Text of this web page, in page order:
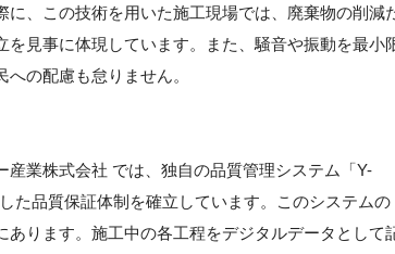
、この技術を用いた施工現場では、廃棄物の削減
見事に体現しています。また、騒音や振動を最小
の配慮も怠りません。
業株式会社 では、独自の品質管理システム「Y-
た品質保証体制を確立しています。このシステムの
ります。施工中の各工程をデジタルデータとして